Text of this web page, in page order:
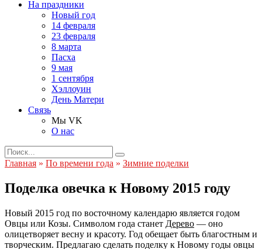
На праздники
Новый год
14 февраля
23 февраля
8 марта
Пасха
9 мая
1 сентября
Хэллоуин
День Матери
Связь
Мы VK
О нас
Search
for:
Главная » По времени года » Зимние поделки
Поделка овечка к Новому 2015 году
Новый 2015 год по восточному календарю является годом
Овцы или Козы. Символом года станет Дерево — оно
олицетворяет весну и красоту. Год обещает быть благостным и
творческим. Предлагаю сделать поделку к Новому годы овцы